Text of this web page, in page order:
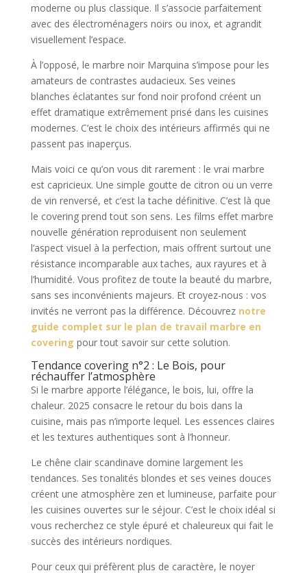
moderne ou plus classique. Il s’associe parfaitement
avec des électroménagers noirs ou inox, et agrandit
visuellement l’espace.
À l’opposé, le marbre noir Marquina s’impose pour les
amateurs de contrastes audacieux. Ses veines
blanches éclatantes sur fond noir profond créent un
effet dramatique extrêmement prisé dans les cuisines
modernes. C’est le choix des intérieurs affirmés qui ne
passent pas inaperçus.
Mais voici ce qu’on vous dit rarement : le vrai marbre
est capricieux. Une simple goutte de citron ou un verre
de vin renversé, et c’est la tache définitive. C’est là que
le covering prend tout son sens. Les films effet marbre
nouvelle génération reproduisent non seulement
l’aspect visuel à la perfection, mais offrent surtout une
résistance incomparable aux taches, aux rayures et à
l’humidité. Vous profitez de toute la beauté du marbre,
sans ses inconvénients majeurs. Et croyez-nous : vos
invités ne verront pas la différence. Découvrez notre
guide complet sur le plan de travail marbre en
covering pour tout savoir sur cette solution.
Tendance covering n°2 : Le Bois, pour
réchauffer l’atmosphère
Si le marbre apporte l’élégance, le bois, lui, offre la
chaleur. 2025 consacre le retour du bois dans la
cuisine, mais pas n’importe lequel. Les essences claires
et les textures authentiques sont à l’honneur.
Le chêne clair scandinave domine largement les
tendances. Ses tonalités blondes et ses veines douces
créent une atmosphère zen et lumineuse, parfaite pour
les cuisines ouvertes sur le séjour. C’est le choix idéal si
vous recherchez ce style épuré et chaleureux qui fait le
succès des intérieurs nordiques.
Pour ceux qui préfèrent plus de caractère, le noyer